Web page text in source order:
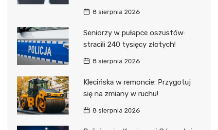
8 sierpnia 2026
Seniorzy w pułapce oszustów:
stracili 240 tysięcy złotych!
8 sierpnia 2026
Klecińska w remoncie: Przygotuj
się na zmiany w ruchu!
8 sierpnia 2026